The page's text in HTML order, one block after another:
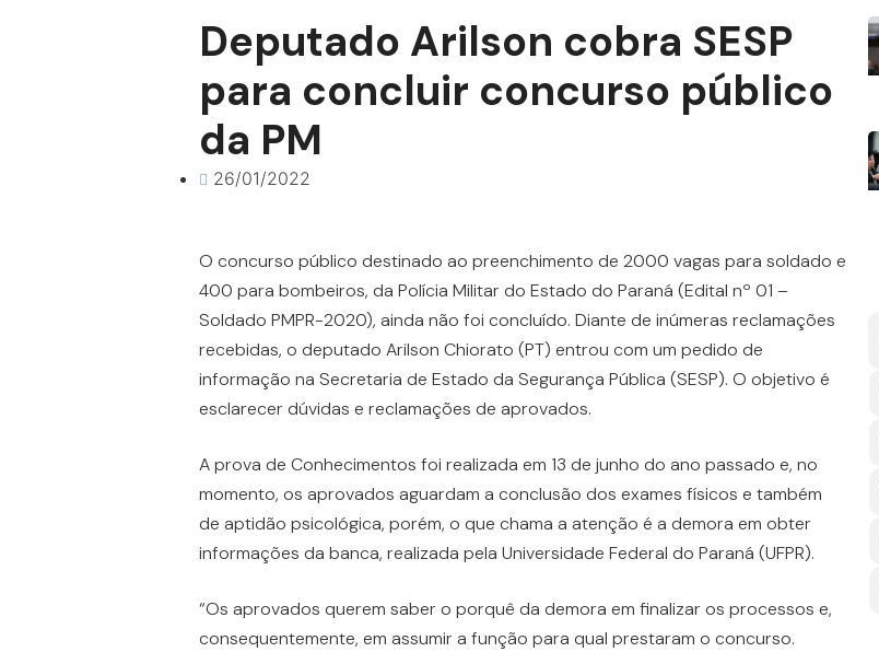
Deputado Arilson cobra SESP
para concluir concurso público
da PM
26/01/2022
O concurso público destinado ao preenchimento de 2000 vagas para soldado e
400 para bombeiros, da Polícia Militar do Estado do Paraná (Edital nº 01 –
Soldado PMPR-2020), ainda não foi concluído. Diante de inúmeras reclamações
recebidas, o deputado Arilson Chiorato (PT) entrou com um pedido de
informação na Secretaria de Estado da Segurança Pública (SESP). O objetivo é
esclarecer dúvidas e reclamações de aprovados.
A prova de Conhecimentos foi realizada em 13 de junho do ano passado e, no
momento, os aprovados aguardam a conclusão dos exames físicos e também
de aptidão psicológica, porém, o que chama a atenção é a demora em obter
informações da banca, realizada pela Universidade Federal do Paraná (UFPR).
“Os aprovados querem saber o porquê da demora em finalizar os processos e,
consequentemente, em assumir a função para qual prestaram o concurso.